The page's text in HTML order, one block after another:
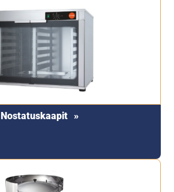
Nostatuskaapit